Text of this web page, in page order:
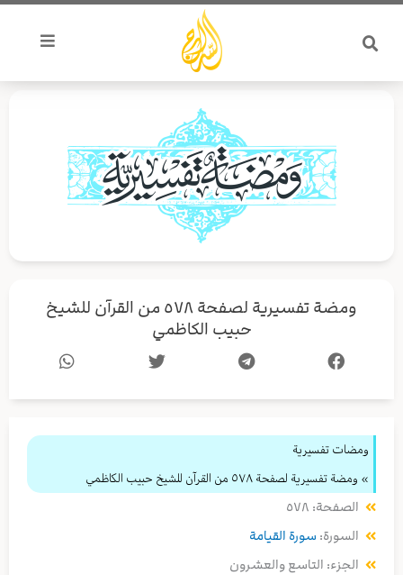
تخطي
المحتوى
ومضة تفسيرية لصفحة ٥٧٨ من القرآن للشيخ
حبيب الكاظمي
ومضات تفسيرية
» ومضة تفسيرية لصفحة ٥٧٨ من القرآن للشيخ حبيب الكاظمي
الصفحة: ٥٧٨
السورة: سورة القيامة
الجزء: التاسع والعشرون